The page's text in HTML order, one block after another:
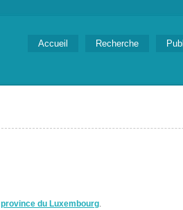
Accueil Recherche
province du Luxembourg.